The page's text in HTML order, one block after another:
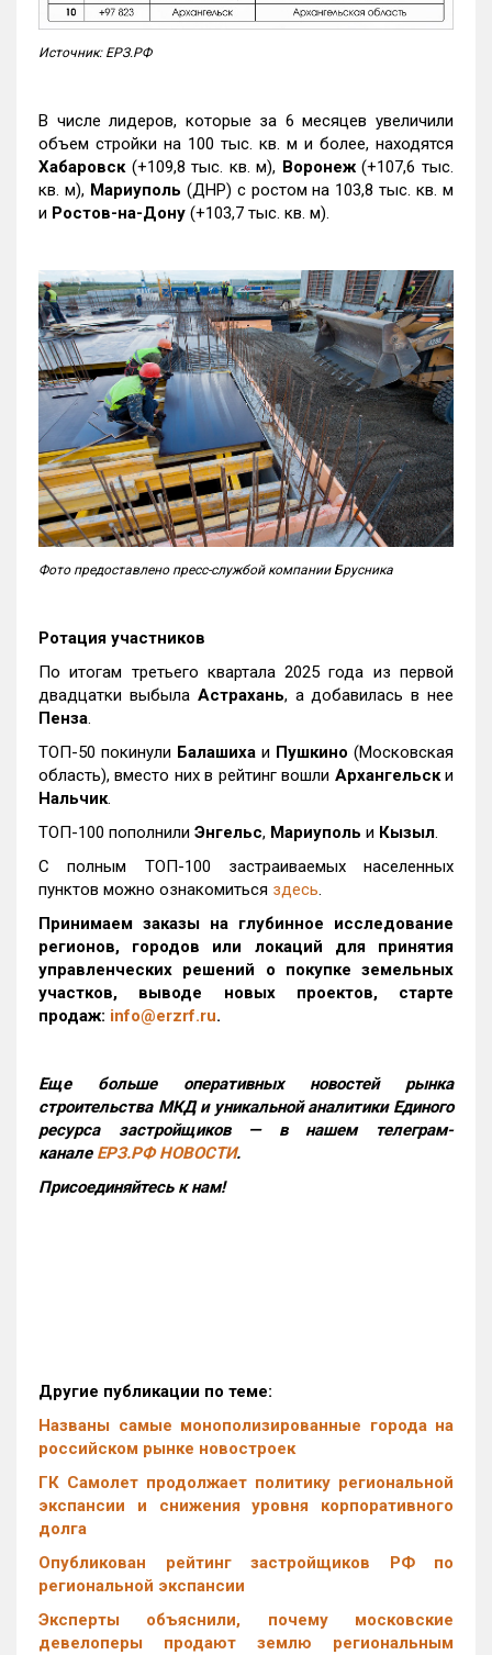
Источник: ЕРЗ.РФ
В числе лидеров, которые за 6 месяцев увеличили
объем стройки на 100 тыс. кв. м и более, находятся
Хабаровск (+109,8 тыс. кв. м), Воронеж(+107,6 тыс.
кв. м), Мариуполь (ДНР) с ростом на 103,8 тыс. кв. м
и Ростов-на-Дону (+103,7 тыс. кв. м).
Фото предоставлено пресс-службой компании Брусника
Ротация участников
По итогам третьего квартала 2025 года из первой
двадцатки выбыла Астрахань, а добавилась в нее
Пенза.
ТОП-50 покинули Балашиха и Пушкино (Московская
область), вместо них в рейтинг вошли Архангельски
Нальчик.
ТОП-100 пополнили Энгельс, Мариуполь и Кызыл.
С полным ТОП-100 застраиваемых населенных
пунктов можно ознакомиться здесь.
Принимаем заказы на глубинное исследование
регионов, городов или локаций для принятия
управленческих решений о покупке земельных
участков, выводе новых проектов, старте
продаж: info@erzrf.ru.
Еще больше оперативных новостей рынка
строительства МКД и уникальной аналитики Единого
ресурса застройщиков — в нашем телеграм-
канале ЕРЗ.РФ НОВОСТИ.
Присоединяйтесь к нам!
Другие публикации по теме:
Названы самые монополизированные города на
российском рынке новостроек
ГК Самолет продолжает политику региональной
экспансии и снижения уровня корпоративного
долга
Опубликован рейтинг застройщиков РФ по
региональной экспансии
Эксперты объяснили, почему московские
девелоперы продают землю региональным